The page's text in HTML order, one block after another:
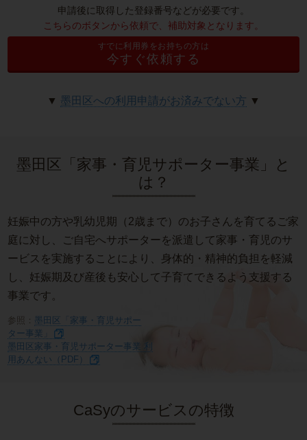
申請後に取得した登録番号などが必要です。
こちらのボタンから依頼で、補助対象となります。
すでに利用券をお持ちの方は
今すぐ依頼する
▼ 墨田区への利用申請がお済みでない方 ▼
墨田区「家事・育児サポーター事業」と
は？
妊娠中の方や乳幼児期（2歳まで）のお子さんを育てるご家
庭に対し、ご自宅へサポーターを派遣して家事・育児のサ
ービスを実施することにより、身体的・精神的負担を軽減
し、妊娠期及び産後も安心して子育てできるよう支援する
事業です。
参照： 墨田区「家事・育児サポー
ター事業」
墨田区家事・育児サポーター事業 利
用あんない（PDF）
CaSyのサービスの特徴